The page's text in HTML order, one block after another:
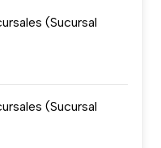
(Sucursal
(Sucursal